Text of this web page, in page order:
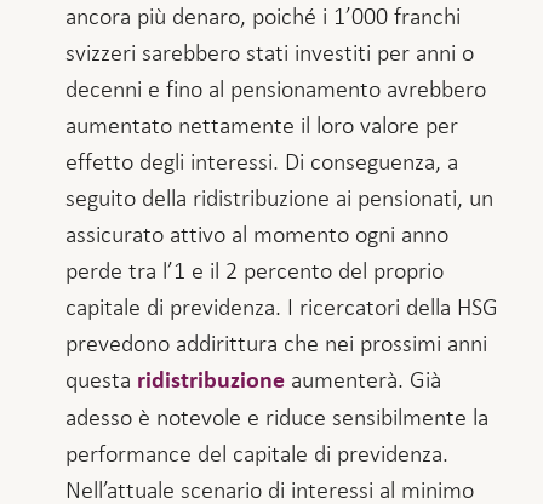
ancora più denaro, poiché i 1’000 franchi
svizzeri sarebbero stati investiti per anni o
decenni e fino al pensionamento avrebbero
aumentato nettamente il loro valore per
effetto degli interessi. Di conseguenza, a
seguito della ridistribuzione ai pensionati, un
assicurato attivo al momento ogni anno
perde tra l’1 e il 2 percento del proprio
capitale di previdenza. I ricercatori della HSG
prevedono addirittura che nei prossimi anni
questa ridistribuzioneaumenterà. Già
adesso è notevole e riduce sensibilmente la
performance del capitale di previdenza.
Nell’attuale scenario di interessi al minimo